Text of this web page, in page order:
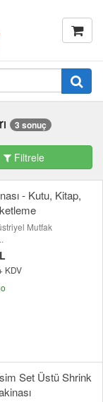
3 sonuç
Filtrele
- Kutu, Kitap,
Mutfak
KDV
Set Üstü Shrink